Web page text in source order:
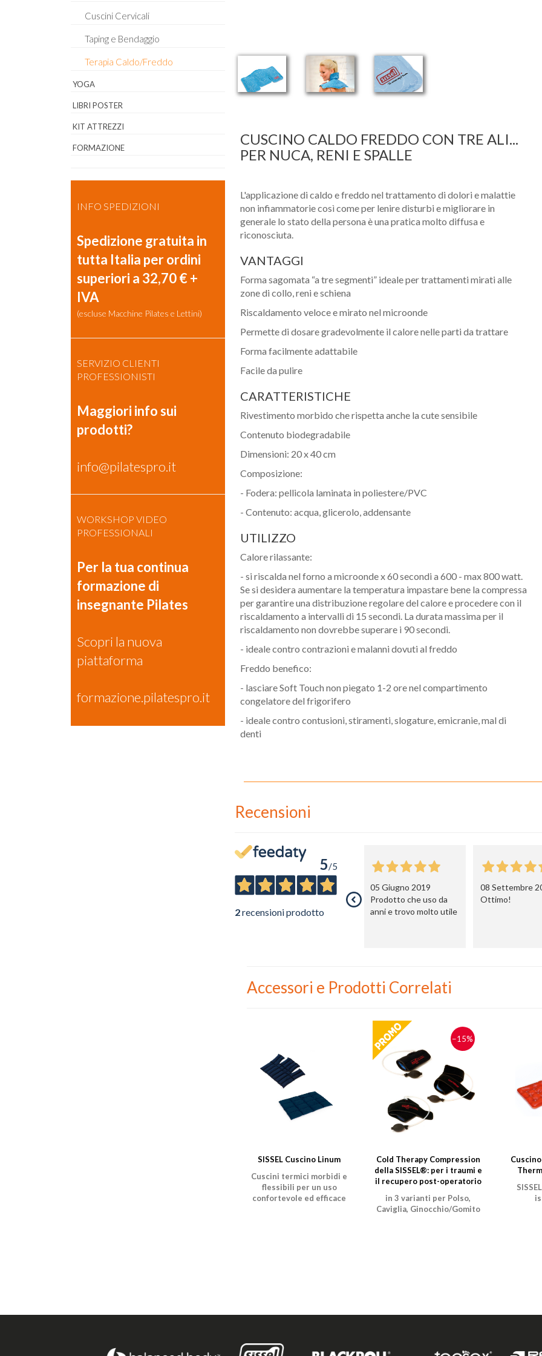
Cuscini Cervicali
Taping e Bendaggio
Terapia Caldo/Freddo
YOGA
LIBRI POSTER
KIT ATTREZZI
FORMAZIONE
INFO SPEDIZIONI
Spedizione gratuita in
tutta Italia per ordini
superiori a 32,70 € +
IVA
(escluse Macchine Pilates e Lettini)
SERVIZIO CLIENTI
PROFESSIONISTI
Maggiori info sui
prodotti?
info@pilatespro.it
WORKSHOP VIDEO
PROFESSIONALI
Per la tua continua
formazione di
insegnante Pilates
Scopri la nuova
piattaforma
formazione.pilatespro.it
CUSCINO CALDO FREDDO CON TRE ALI...
PER NUCA, RENI E SPALLE
L'applicazione di caldo e freddo nel trattamento di dolori e malattie
non infiammatorie così come per lenire disturbi e migliorare in
generale lo stato della persona è una pratica molto diffusa e
riconosciuta.
VANTAGGI
Forma sagomata “a tre segmenti” ideale per trattamenti mirati alle
zone di collo, reni e schiena
Riscaldamento veloce e mirato nel microonde
Permette di dosare gradevolmente il calore nelle parti da trattare
Forma facilmente adattabile
Facile da pulire
CARATTERISTICHE
Rivestimento morbido che rispetta anche la cute sensibile
Contenuto biodegradabile
Dimensioni: 20 x 40 cm
Composizione:
- Fodera: pellicola laminata in poliestere/PVC
- Contenuto: acqua, glicerolo, addensante
UTILIZZO
Calore rilassante:
- si riscalda nel forno a microonde x 60 secondi a 600 - max 800 watt.
Se si desidera aumentare la temperatura impastare bene la compressa
per garantire una distribuzione regolare del calore e procedere con il
riscaldamento a intervalli di 15 secondi. La durata massima per il
riscaldamento non dovrebbe superare i 90 secondi.
- ideale contro contrazioni e malanni dovuti al freddo
Freddo benefico:
- lasciare Soft Touch non piegato 1-2 ore nel compartimento
congelatore del frigorifero
- ideale contro contusioni, stiramenti, slogature, emicranie, mal di
denti
Recensioni
5/5
2recensioni prodotto
05 Giugno 2019
Prodotto che uso da
anni e trovo molto utile
08 Settembre
Ottimo!
Accessori e Prodotti Correlati
SISSEL Cuscino Linum
Cuscini termici morbidi e
flessibili per un uso
confortevole ed efficace
−15%
Cold Therapy Compression
della SISSEL®: per i traumi e
il recupero post-operatorio
in 3 varianti per Polso,
Caviglia, Ginocchio/Gomito